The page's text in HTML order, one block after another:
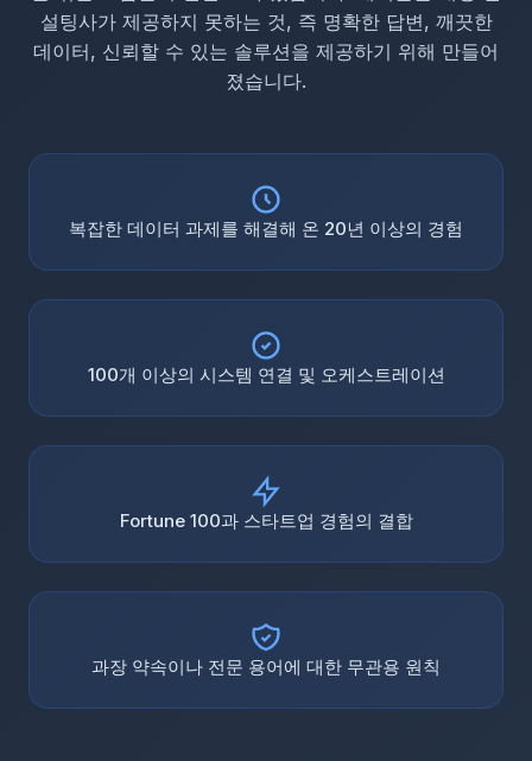
설팅사가 제공하지 못하는 것, 즉 명확한 답변, 깨끗한
데이터, 신뢰할 수 있는 솔루션을 제공하기 위해 만들어
졌습니다.
복잡한 데이터 과제를 해결해 온 20년 이상의 경험
100개 이상의 시스템 연결 및 오케스트레이션
Fortune 100과 스타트업 경험의 결합
과장 약속이나 전문 용어에 대한 무관용 원칙